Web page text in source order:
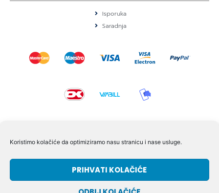
Koristimo kolačiće da optimiziramo nasu stranicu i nase usluge.
PRIHVATI KOLAČIĆE
Isporuka
Saradnja
Volmersvej 11 6000 Kolding Danska
+45 60609846